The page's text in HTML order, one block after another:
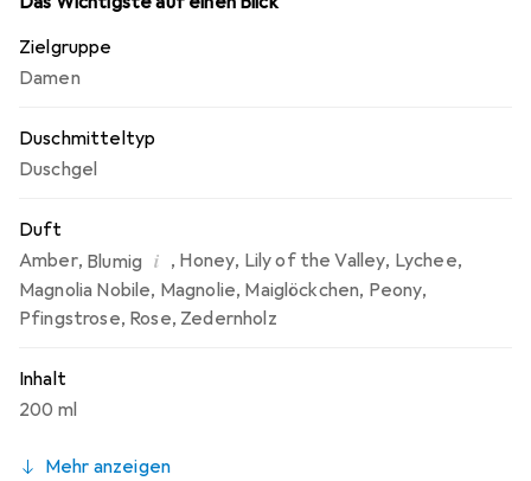
Zielgruppe
Damen
Duschmitteltyp
Duschgel
Duft
Amber, Blumig i , Honey, Lily of the Valley, Lychee,
Magnolia Nobile, Magnolie, Maiglöckchen, Peony,
Pfingstrose, Rose, Zedernholz
Inhalt
200 ml
Mehr anzeigen